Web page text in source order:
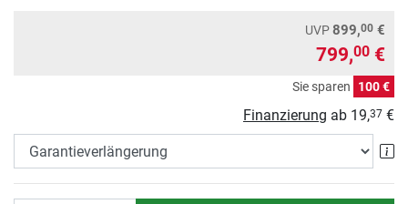
UVP899,00 €
799,00 €
Sie sparen 100 €
Finanzierung ab 19,37 €